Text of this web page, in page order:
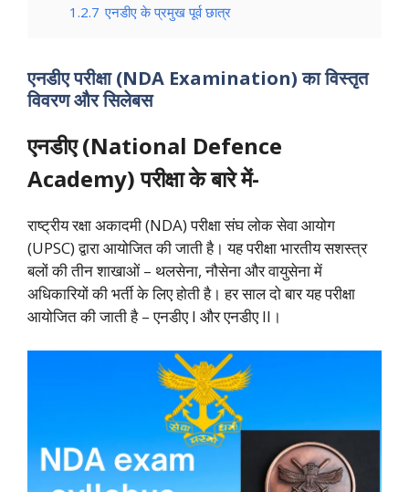
1.2.7 एनडीए के प्रमुख पूर्व छात्र
एनडीए परीक्षा (NDA Examination) का विस्तृत
विवरण और सिलेबस
एनडीए (National Defence
Academy) परीक्षा के बारे में-
राष्ट्रीय रक्षा अकादमी (NDA) परीक्षा संघ लोक सेवा आयोग
(UPSC) द्वारा आयोजित की जाती है। यह परीक्षा भारतीय सशस्त्र
बलों की तीन शाखाओं – थलसेना, नौसेना और वायुसेना में
अधिकारियों की भर्ती के लिए होती है। हर साल दो बार यह परीक्षा
आयोजित की जाती है – एनडीए I और एनडीए II।